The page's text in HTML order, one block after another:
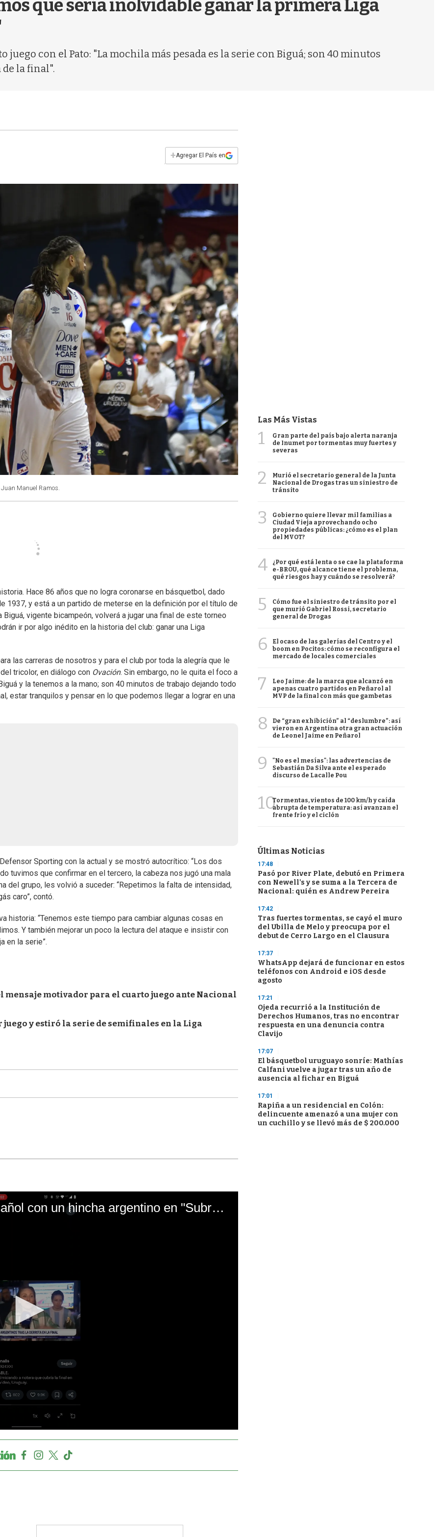
que sería inolvidable ganar la primera Liga
con el Pato: "La mochila más pesada es la serie con Biguá; son 40 minutos
de la final".
+Agregar El País en
Juan Manuel Ramos.
Hace 86 años que no logra coronarse en básquetbol, dado
1937, y está a un partido de meterse en la definición por el título de
Biguá, vigente bicampeón, volverá a jugar una final de este torneo
ir por algo inédito en la historia del club: ganar una Liga
las carreras de nosotros y para el club por toda la alegría que le
tricolor, en diálogo con Ovación. Sin embargo, no le quita el foco a
y la tenemos a la mano; son 40 minutos de trabajo dejando todo
estar tranquilos y pensar en lo que podemos llegar a lograr en una
Sporting con la actual y se mostró autocrítico: “Los dos
tuvimos que confirmar en el tercero, la cabeza nos jugó una mala
del grupo, les volvió a suceder: “Repetimos la falta de intensidad,
caro”, contó.
historia: “Tenemos este tiempo para cambiar algunas cosas en
Y también mejorar un poco la lectura del ataque e insistir con
en la serie”.
mensaje motivador para el cuarto juego ante Nacional
y estiró la serie de semifinales en la Liga
El mal momento de Yanina Gasañol con un hincha argentino en "Subrayado"
Las Más Vistas
1
Gran parte del país bajo alerta naranja
de Inumet por tormentas muy fuertes y
severas
2
Murió el secretario general de la Junta
Nacional de Drogas tras un siniestro de
tránsito
3
Gobierno quiere llevar mil familias a
Ciudad Vieja aprovechando ocho
propiedades públicas: ¿cómo es el plan
del MVOT?
4
¿Por qué está lenta o se cae la plataforma
e-BROU, qué alcance tiene el problema,
qué riesgos hay y cuándo se resolverá?
5
Cómo fue el siniestro de tránsito por el
que murió Gabriel Rossi, secretario
general de Drogas
6
El ocaso de las galerías del Centro y el
boom en Pocitos: cómo se reconfigura el
mercado de locales comerciales
7
Leo Jaime: de la marca que alcanzó en
apenas cuatro partidos en Peñarol al
MVP de la final con más que gambetas
8
De “gran exhibición” al “deslumbre”: así
vieron en Argentina otra gran actuación
de Leonel Jaime en Peñarol
9
"No es el mesías": las advertencias de
Sebastián Da Silva ante el esperado
discurso de Lacalle Pou
10Tormentas, vientos de 100 km/h y caída
abrupta de temperatura: así avanzan el
frente frío y el ciclón
Últimas Noticias
17:48
Pasó por River Plate, debutó en Primera
con Newell's y se suma a la Tercera de
Nacional: quién es Andrew Pereira
17:42
Tras fuertes tormentas, se cayó el muro
del Ubilla de Melo y preocupa por el
debut de Cerro Largo en el Clausura
17:37
WhatsApp dejará de funcionar en estos
teléfonos con Android e iOS desde
agosto
17:21
Ojeda recurrió a la Institución de
Derechos Humanos, tras no encontrar
respuesta en una denuncia contra
Clavijo
17:07
El básquetbol uruguayo sonríe: Mathías
Calfani vuelve a jugar tras un año de
ausencia al fichar en Biguá
17:01
Rapiña a un residencial en Colón:
delincuente amenazó a una mujer con
un cuchillo y se llevó más de $ 200.000